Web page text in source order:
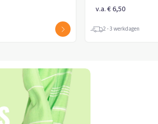
v.a. € 6,50
2 - 3 werkdagen